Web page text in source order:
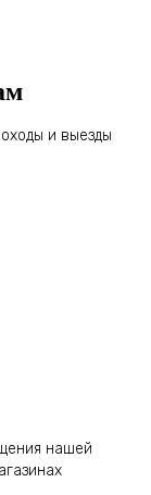
и выезды
нашей